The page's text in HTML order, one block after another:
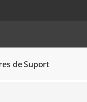
de Suport